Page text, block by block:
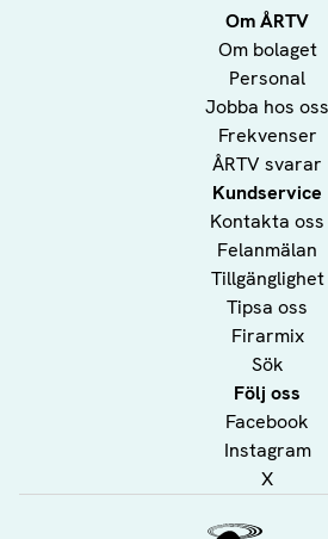
Om ÅRTV
Om bolaget
Personal
Jobba hos oss
Frekvenser
ÅRTV svarar
Kundservice
Kontakta oss
Felanmälan
Tillgänglighet
Tipsa oss
Firarmix
Sök
Följ oss
Facebook
Instagram
X